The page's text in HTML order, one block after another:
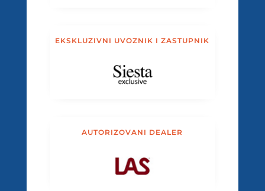
EKSKLUZIVNI UVOZNIK I ZASTUPNIK
AUTORIZOVANI DEALER